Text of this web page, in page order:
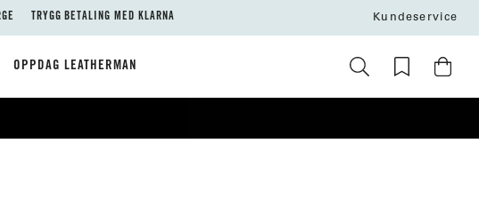
TRYGG BETALING MED KLARNA Kundeservice
OPPDAG LEATHERMAN